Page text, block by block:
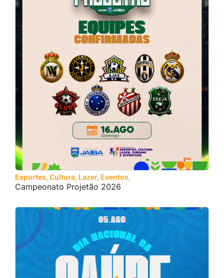
Esportes, Cultura, Lazer, Eventos, Turismo e Juventude
Campeonato Projetão 2026